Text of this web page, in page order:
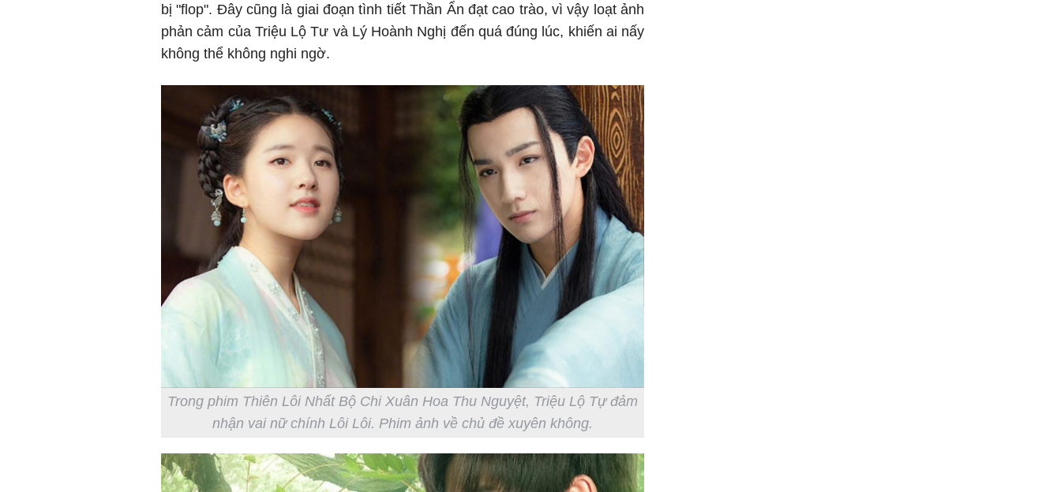
bị "flop". Đây cũng là giai đoạn tình tiết Thần Ẩn đạt cao trào, vì vậy loạt ảnh
phản cảm của Triệu Lộ Tư và Lý Hoành Nghị đến quá đúng lúc, khiến ai nấy
không thể không nghi ngờ.
Trong phim Thiên Lôi Nhất Bộ Chi Xuân Hoa Thu Nguyệt, Triệu Lộ Tự đảm
nhận vai nữ chính Lôi Lôi. Phim ảnh về chủ đề xuyên không.